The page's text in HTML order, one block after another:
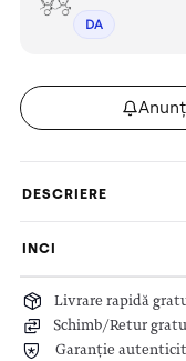
DA
DESCRIERE
INCI
Livrare rapidă
Schimb/Retur
Garanție